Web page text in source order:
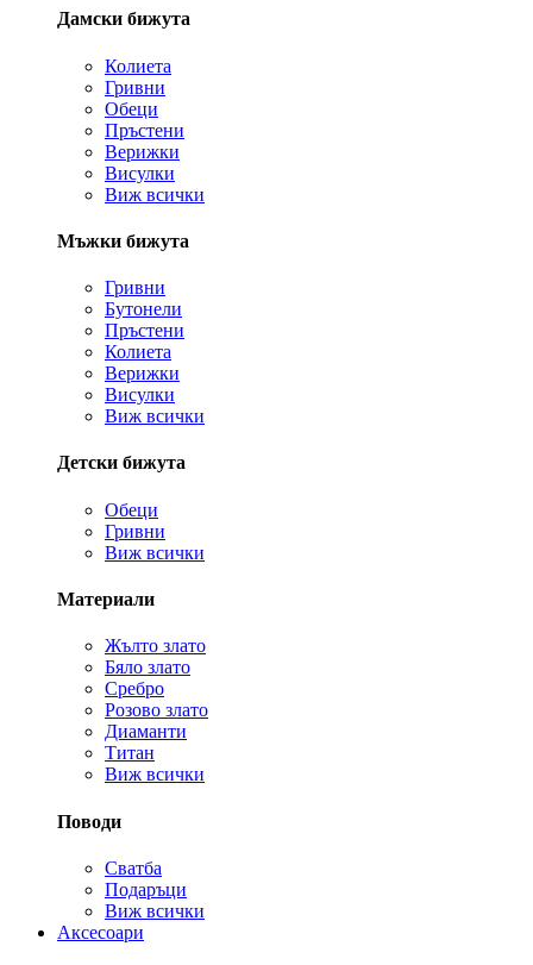
Дамски бижута
Колиета
Гривни
Обеци
Пръстени
Верижки
Висулки
Виж всички
Мъжки бижута
Гривни
Бутонели
Пръстени
Колиета
Верижки
Висулки
Виж всички
Детски бижута
Обеци
Гривни
Виж всички
Материали
Жълто злато
Бяло злато
Сребро
Розово злато
Диаманти
Титан
Виж всички
Поводи
Сватба
Подаръци
Виж всички
Аксесоари